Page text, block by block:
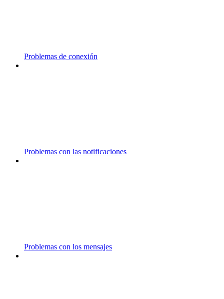
Problemas de conexión
Problemas con las notificaciones
Problemas con los mensajes